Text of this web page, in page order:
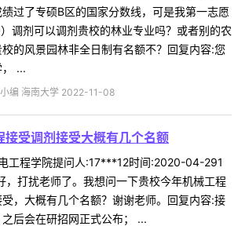
过了专硕B区的国家分数线，可是我第一志愿
调剂可以调剂贵校的林业专业吗？或者别的农
的风景园林非全日制有名额不？回复内容:您
...
编 海南大学 2022-11-08
接受调剂接受大概有几个名额
工程学院提问人:17***12时间:2020-04-291
，打扰老师了。我想问一下贵校今年机械工程
，大概有几个名额？谢谢老师。回复内容:接
后会在研招网正式公布； ...